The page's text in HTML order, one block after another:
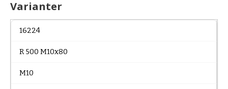
Varianter
16224
R 500 M10x80
M10